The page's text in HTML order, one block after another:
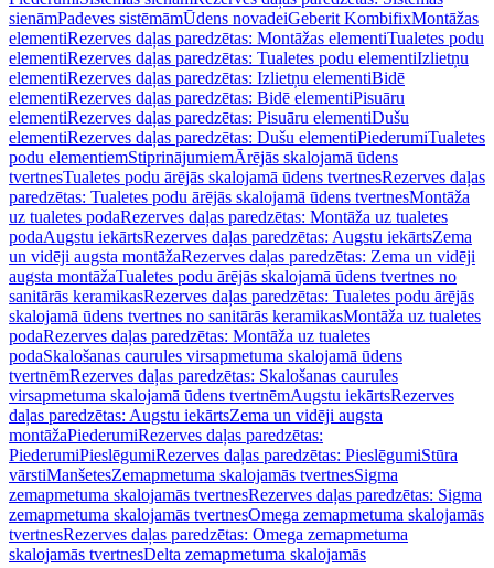
sienāmPadeves sistēmāmŪdens novadeiGeberit KombifixMontāžas
elementiRezerves daļas paredzētas: Montāžas elementiTualetes podu
elementiRezerves daļas paredzētas: Tualetes podu elementiIzlietņu
elementiRezerves daļas paredzētas: Izlietņu elementiBidē
elementiRezerves daļas paredzētas: Bidē elementiPisuāru
elementiRezerves daļas paredzētas: Pisuāru elementiDušu
elementiRezerves daļas paredzētas: Dušu elementiPiederumiTualetes
podu elementiemStiprinājumiemĀrējās skalojamā ūdens
tvertnesTualetes podu ārējās skalojamā ūdens tvertnesRezerves daļas
paredzētas: Tualetes podu ārējās skalojamā ūdens tvertnesMontāža
uz tualetes podaRezerves daļas paredzētas: Montāža uz tualetes
podaAugstu iekārtsRezerves daļas paredzētas: Augstu iekārtsZema
un vidēji augsta montāžaRezerves daļas paredzētas: Zema un vidēji
augsta montāžaTualetes podu ārējās skalojamā ūdens tvertnes no
sanitārās keramikasRezerves daļas paredzētas: Tualetes podu ārējās
skalojamā ūdens tvertnes no sanitārās keramikasMontāža uz tualetes
podaRezerves daļas paredzētas: Montāža uz tualetes
podaSkalošanas caurules virsapmetuma skalojamā ūdens
tvertnēmRezerves daļas paredzētas: Skalošanas caurules
virsapmetuma skalojamā ūdens tvertnēmAugstu iekārtsRezerves
daļas paredzētas: Augstu iekārtsZema un vidēji augsta
montāžaPiederumiRezerves daļas paredzētas:
PiederumiPieslēgumiRezerves daļas paredzētas: PieslēgumiStūra
vārstiManšetesZemapmetuma skalojamās tvertnesSigma
zemapmetuma skalojamās tvertnesRezerves daļas paredzētas: Sigma
zemapmetuma skalojamās tvertnesOmega zemapmetuma skalojamās
tvertnesRezerves daļas paredzētas: Omega zemapmetuma
skalojamās tvertnesDelta zemapmetuma skalojamās